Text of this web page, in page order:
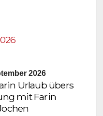
2026
Urlaub übers
mit Farin